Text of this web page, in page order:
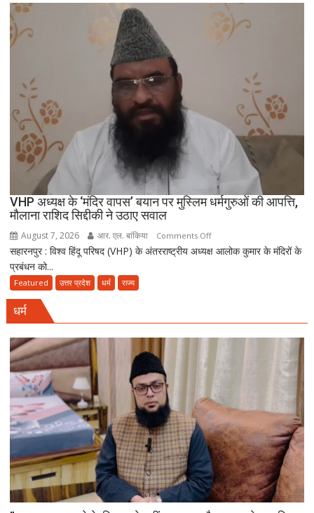
PM
मोदी
करीब
BJP?
मुलाकात
के
सियासी
खिचड़ी
VHP अध्यक्ष के ‘मंदिर वापस’ बयान पर मुस्लिम धर्मगुरुओं की आपत्ति,
मौलाना राशिद सिद्दीकी ने उठाए सवाल
August 7, 2026 आर. एल. बांकिया Comments Offon
VHP
की
आपत्ति,
मौलाना
राशिद
सिद्दीकी
ने
उठाए
सवाल
सहारनपुर : विश्व हिंदू परिषद (VHP) के अंतरराष्ट्रीय अध्यक्ष आलोक कुमार के मंदिरों के
प्रबंधन को...
Featured उत्तर प्रदेश धर्म राज्य
धर्म